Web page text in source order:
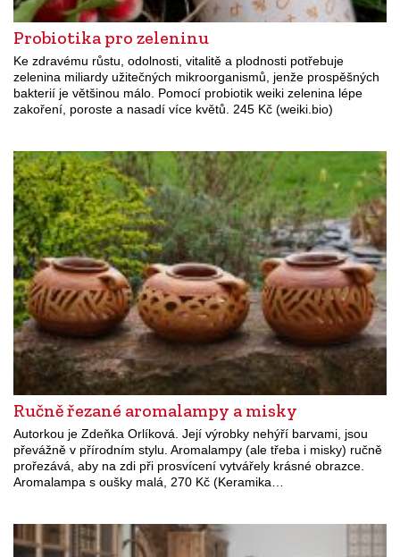
Probiotika pro zeleninu
Ke zdravému růstu, odolnosti, vitalitě a plodnosti potřebuje
zelenina miliardy užitečných mikroorganismů, jenže prospěšných
bakterií je většinou málo. Pomocí probiotik weiki zelenina lépe
zakoření, poroste a nasadí více květů. 245 Kč (weiki.bio)
Ručně řezané aromalampy a misky
Autorkou je Zdeňka Orlíková. Její výrobky nehýří barvami, jsou
převážně v přírodním stylu. Aromalampy (ale třeba i misky) ručně
prořezává, aby na zdi při prosvícení vytvářely krásné obrazce.
Aromalampa s oušky malá, 270 Kč (Keramika…